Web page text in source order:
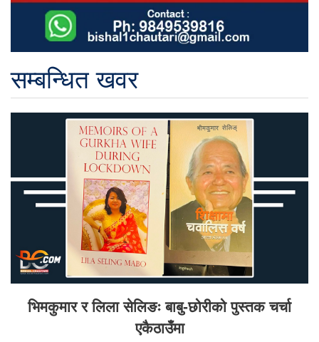
सम्बन्धित खवर
भिमकुमार र लिला सेलिङः बाबु-छोरीको पुस्तक चर्चा
एकैठाउँमा